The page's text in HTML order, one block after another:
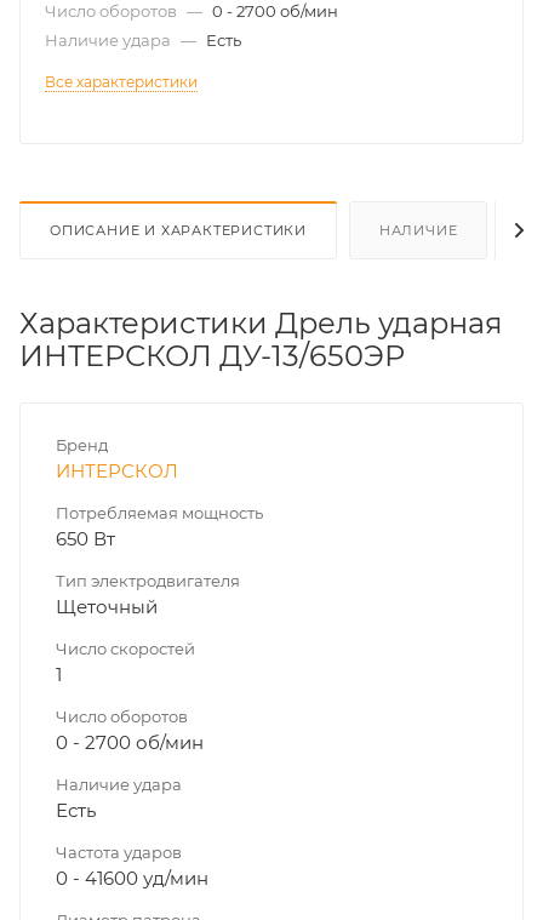
Число оборотов — 0 - 2700 об/мин
Наличие удара — Есть
Все характеристики
ОПИСАНИЕ И ХАРАКТЕРИСТИКИ НАЛИЧИЕ
Характеристики Дрель ударная
ИНТЕРСКОЛ ДУ-13/650ЭР
Бренд
ИНТЕРСКОЛ
Потребляемая мощность
650 Вт
Тип электродвигателя
Щеточный
Число скоростей
1
Число оборотов
0 - 2700 об/мин
Наличие удара
Есть
Частота ударов
0 - 41600 уд/мин